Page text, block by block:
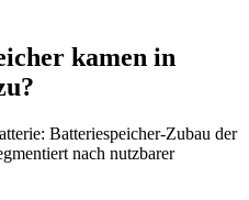
kamen in
Batteriespeicher-Zubau der
nach nutzbarer